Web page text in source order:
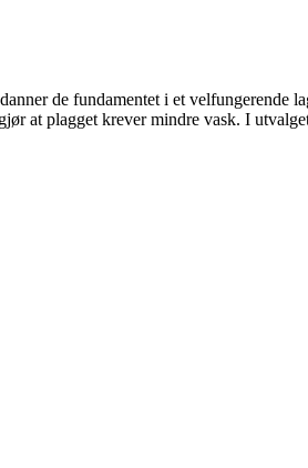
de fundamentet i et velfungerende
at plagget krever mindre vask. I